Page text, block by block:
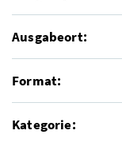
Ausgabeort:
Format:
Kategorie: